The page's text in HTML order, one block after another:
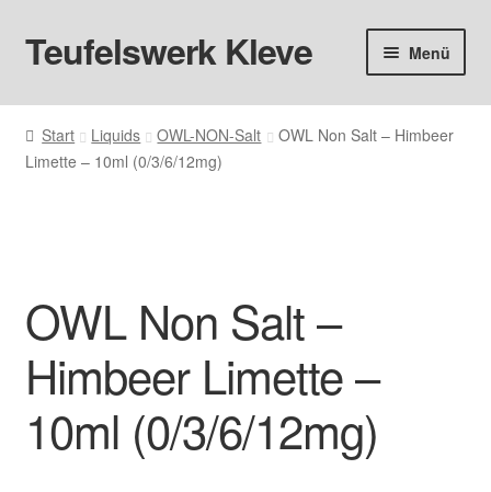
Zur
Navigation
Zum
Inhalt
Teufelswerk Kleve Menü
Startseite
Hardware
Big Puff
Aromen
Basen & Nikotin
Start Liquids OWL-NON-Salt
OWL Non Salt – Himbeer
Limette – 10ml (0/3/6/12mg)
OWL Non Salt –
Himbeer Limette –
10ml (0/3/6/12mg)